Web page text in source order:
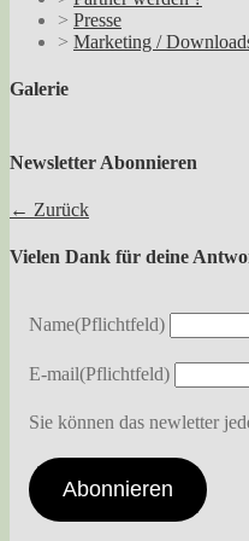
> Presse
> Marketing /
Galerie
Newsletter Abonnieren
← Zurück
Vielen Dank für deine
Name(Pflichtfeld)
E-mail(Pflichtfeld)
Sie können das newletter
Abonnieren